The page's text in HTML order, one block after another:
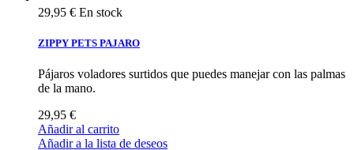
29,95 € En stock
ZIPPY PETS PAJARO
Pájaros voladores surtidos que puedes manejar con las palmas
de la mano.
29,95 €
Añadir al carrito
Añadir a la lista de deseos